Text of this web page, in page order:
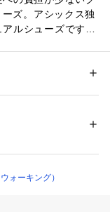
ズ。アシックス独
ルシューズです。
減らし、足首関節
をサポートしま
物由来のセルロー
しています。アッ
アウターソール＝ゴム
ォーキング）